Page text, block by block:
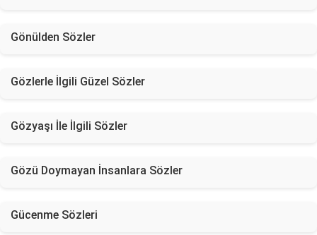
Gönülden Sözler
Gözlerle İlgili Güzel Sözler
Gözyaşı İle İlgili Sözler
Gözü Doymayan İnsanlara Sözler
Gücenme Sözleri